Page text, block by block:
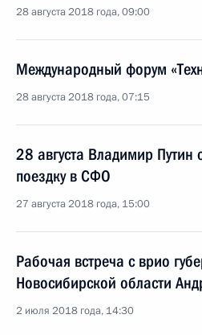
28 августа 2018 года, 09:00
Международный форум
28 августа 2018 года, 07:15
28 августа Владимир Путин
поездку в СФО
27 августа 2018 года, 15:00
Рабочая встреча с врио
Новосибирской области
2 июля 2018 года, 14:30